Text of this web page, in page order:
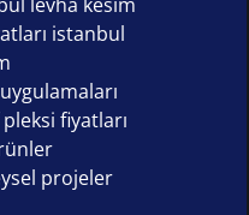
istanbul
fiyatları
projeler